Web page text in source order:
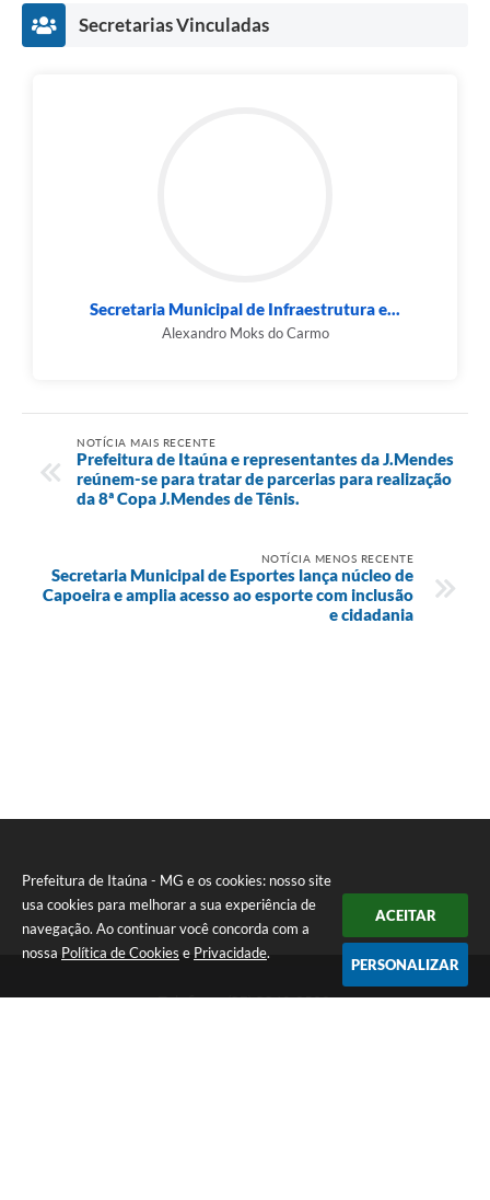
Prefeitura de Itaúna - MG e os cookies: nosso site
usa cookies para melhorar a sua experiência de
navegação. Ao continuar você concorda com a
nossa Política de Cookies e Privacidade.
ACEITAR
PERSONALIZAR
Secretarias Vinculadas
Secretaria Municipal de Infraestrutura e...
Alexandro Moks do Carmo
NOTÍCIA MAIS RECENTE
Prefeitura de Itaúna e representantes da J.Mendes
reúnem-se para tratar de parcerias para realização
da 8ª Copa J.Mendes de Tênis.
NOTÍCIA MENOS RECENTE
Secretaria Municipal de Esportes lança núcleo de
Capoeira e amplia acesso ao esporte com inclusão
e cidadania
Telefone: (37) 3249-9500